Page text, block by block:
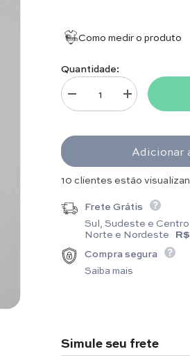
Como medir o produto
Quantidade:
Diminuir quantidade para
Aumentar
Adicionar
18 clientes estão
Frete Grátis
Sul, Sudeste e
Norte e Nordeste
Compra segura
Saiba mais
Simule seu frete